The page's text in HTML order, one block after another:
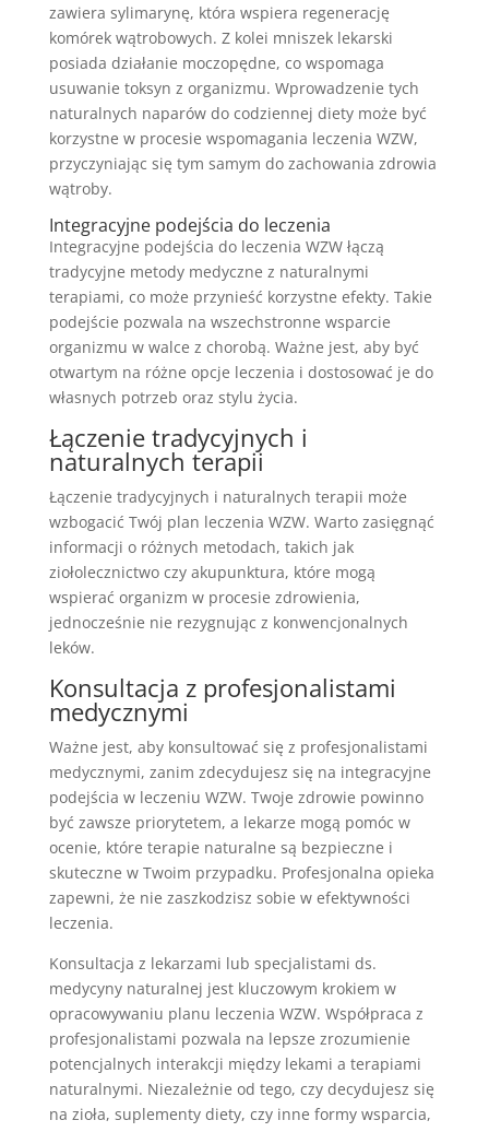
zawiera sylimarynę, która wspiera regenerację
komórek wątrobowych. Z kolei mniszek lekarski
posiada działanie moczopędne, co wspomaga
usuwanie toksyn z organizmu. Wprowadzenie tych
naturalnych naparów do codziennej diety może być
korzystne w procesie wspomagania leczenia WZW,
przyczyniając się tym samym do zachowania zdrowia
wątroby.
Integracyjne podejścia do leczenia
Integracyjne podejścia do leczenia WZW łączą
tradycyjne metody medyczne z naturalnymi
terapiami, co może przynieść korzystne efekty. Takie
podejście pozwala na wszechstronne wsparcie
organizmu w walce z chorobą. Ważne jest, aby być
otwartym na różne opcje leczenia i dostosować je do
własnych potrzeb oraz stylu życia.
Łączenie tradycyjnych i
naturalnych terapii
Łączenie tradycyjnych i naturalnych terapii może
wzbogacić Twój plan leczenia WZW. Warto zasięgnąć
informacji o różnych metodach, takich jak
ziołolecznictwo czy akupunktura, które mogą
wspierać organizm w procesie zdrowienia,
jednocześnie nie rezygnując z konwencjonalnych
leków.
Konsultacja z profesjonalistami
medycznymi
Ważne jest, aby konsultować się z profesjonalistami
medycznymi, zanim zdecydujesz się na integracyjne
podejścia w leczeniu WZW. Twoje zdrowie powinno
być zawsze priorytetem, a lekarze mogą pomóc w
ocenie, które terapie naturalne są bezpieczne i
skuteczne w Twoim przypadku. Profesjonalna opieka
zapewni, że nie zaszkodzisz sobie w efektywności
leczenia.
Konsultacja z lekarzami lub specjalistami ds.
medycyny naturalnej jest kluczowym krokiem w
opracowywaniu planu leczenia WZW. Współpraca z
profesjonalistami pozwala na lepsze zrozumienie
potencjalnych interakcji między lekami a terapiami
naturalnymi. Niezależnie od tego, czy decydujesz się
na zioła, suplementy diety, czy inne formy wsparcia,